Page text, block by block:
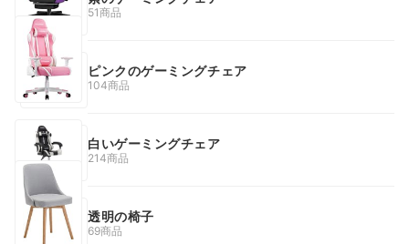
51商品
ピンクのゲーミングチェア
104商品
白いゲーミングチェア
214商品
透明の椅子
69商品